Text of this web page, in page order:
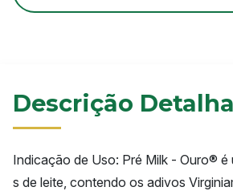
Descrição
Indicação de Uso: Pré Milk - Ouro®
s de leite, contendo os adivos